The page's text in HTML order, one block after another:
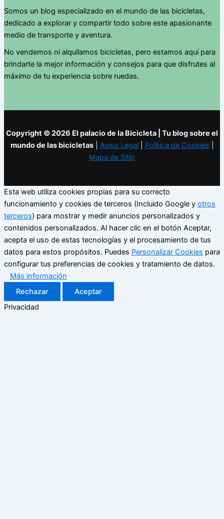
Somos un blog especializado en el mundo de las bicicletas,
dedicado a explorar y compartir todo sobre este apasionante
medio de transporte y aventura.
No vendemos ni alquilamos bicicletas, pero estamos aquí para
brindarte la mejor información y consejos para que disfrutes al
máximo de tu experiencia sobre ruedas.
Copyright © 2026 El palacio de la Bicicleta | Tu blog sobre el
mundo de las bicicletas| Aviso Legal| Política de Cookies
Mapa de Sitio
Esta web utiliza cookies propias para su correcto
funcionamiento y cookies de terceros (Incluido Google y otros
terceros) para mostrar y medir anuncios personalizados y
contenidos personalizados. Al hacer clic en el botón Aceptar,
acepta el uso de estas tecnologías y el procesamiento de tus
datos para estos propósitos. Puedes Personalizar Cookies para
configurar tus preferencias de cookies y tratamiento de datos.
Más información
Rechazar
Aceptar
Privacidad